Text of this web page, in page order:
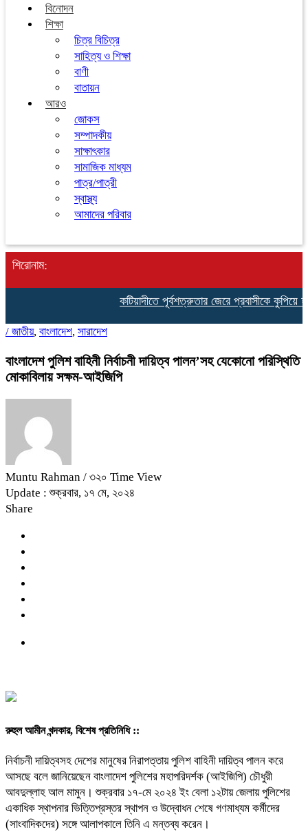
বিনোদন
শিক্ষা
চিত্র বিচিত্র
সাহিত্য ও শিক্ষা
বাণী
বাতায়ন
আরও
জোকস
সম্পাদকীয়
সাক্ষাৎকার
সামাজিক মাধ্যম
পাত্র/পাত্রী
স্বাস্থ্য
আমাদের পরিবার
শিরোনাম:
কটিয়াদীতে পূর্বশত্রুতার জেরে প্রবাসীকে কুপিয়ে
/ জাতীয়, বাংলাদেশ, সারাদেশ
বাংলাদেশ পুলিশ বাহিনী নির্বাচনী দায়িত্ব পালন’সহ যেকোনো পরিস্থিতি
মোকাবিলায় সক্ষম-আইজিপি
Muntu Rahman / ৩২০ Time View
Update : শুক্রবার, ১৭ মে, ২০২৪
Share
রুহুল আমীন খন্দকার, বিশেষ প্রতিনিধি ::
নির্বাচনী দায়িত্বসহ দেশের মানুষের নিরাপত্তায় পুলিশ বাহিনী দায়িত্ব পালন করে
আসছে বলে জানিয়েছেন বাংলাদেশ পুলিশের মহাপরিদর্শক (আইজিপি) চৌধুরী
আবদুল্লাহ আল মামুন। শুক্রবার ১৭-মে ২০২৪ ইং বেলা ১২টায় জেলায় পুলিশের
একাধিক স্থাপনার ভিত্তিপ্রস্তর স্থাপন ও উদ্বোধন শেষে গণমাধ্যম কর্মীদের
(সাংবাদিকদের) সঙ্গে আলাপকালে তিনি এ মন্তব্য করেন।